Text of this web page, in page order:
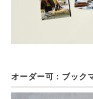
オーダー可：ブック